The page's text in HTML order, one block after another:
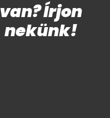
van? Írjon
nekünk!